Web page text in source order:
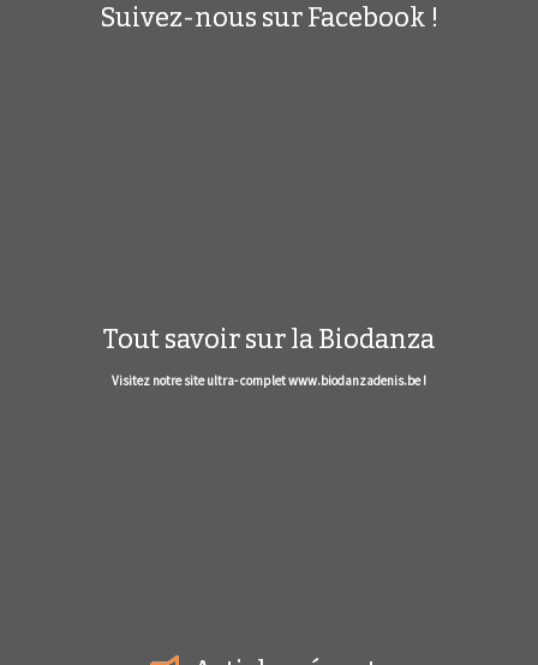
Suivez-nous sur Facebook !
Tout savoir sur la Biodanza
Visitez notre site ultra- complet www.biodanzadenis.be !